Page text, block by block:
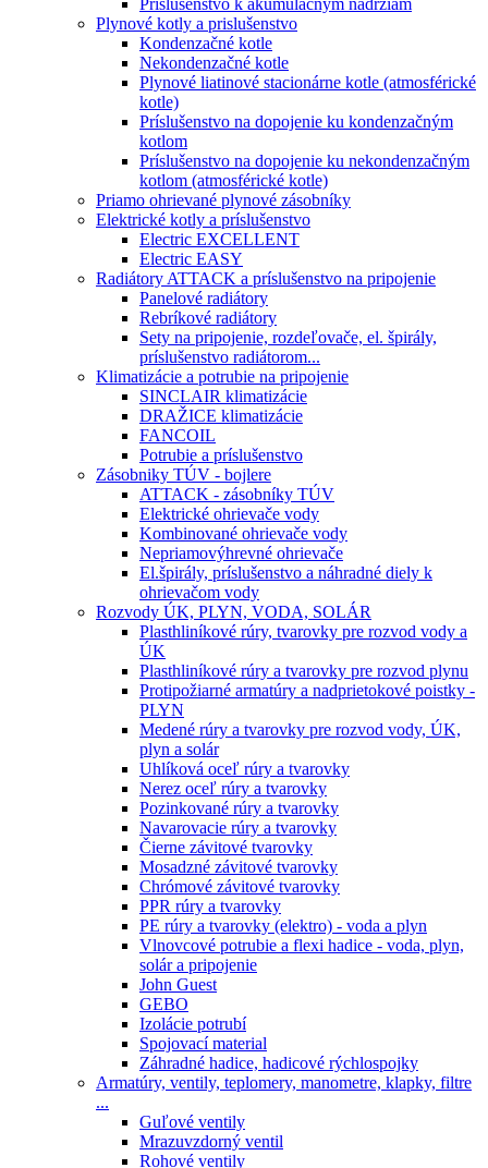
Príslušenstvo k akumulačným nádržiam
Plynové kotly a prislušenstvo
Kondenzačné kotle
Nekondenzačné kotle
Plynové liatinové stacionárne kotle (atmosférické
kotle)
Príslušenstvo na dopojenie ku kondenzačným
kotlom
Príslušenstvo na dopojenie ku nekondenzačným
kotlom (atmosférické kotle)
Priamo ohrievané plynové zásobníky
Elektrické kotly a príslušenstvo
Electric EXCELLENT
Electric EASY
Radiátory ATTACK a príslušenstvo na pripojenie
Panelové radiátory
Rebríkové radiátory
Sety na pripojenie, rozdeľovače, el. špirály,
príslušenstvo radiátorom...
Klimatizácie a potrubie na pripojenie
SINCLAIR klimatizácie
DRAŽICE klimatizácie
FANCOIL
Potrubie a príslušenstvo
Zásobniky TÚV - bojlere
ATTACK - zásobníky TÚV
Elektrické ohrievače vody
Kombinované ohrievače vody
Nepriamovýhrevné ohrievače
El.špirály, príslušenstvo a náhradné diely k
ohrievačom vody
Rozvody ÚK, PLYN, VODA, SOLÁR
Plasthliníkové rúry, tvarovky pre rozvod vody a
ÚK
Plasthliníkové rúry a tvarovky pre rozvod plynu
Protipožiarné armatúry a nadprietokové poistky -
PLYN
Medené rúry a tvarovky pre rozvod vody, ÚK,
plyn a solár
Uhlíková oceľ rúry a tvarovky
Nerez oceľ rúry a tvarovky
Pozinkované rúry a tvarovky
Navarovacie rúry a tvarovky
Čierne závitové tvarovky
Mosadzné závitové tvarovky
Chrómové závitové tvarovky
PPR rúry a tvarovky
PE rúry a tvarovky (elektro) - voda a plyn
Vlnovcové potrubie a flexi hadice - voda, plyn,
solár a pripojenie
John Guest
GEBO
Izolácie potrubí
Spojovací material
Záhradné hadice, hadicové rýchlospojky
Armatúry, ventily, teplomery, manometre, klapky, filtre
...
Guľové ventily
Mrazuvzdorný ventil
Rohové ventily